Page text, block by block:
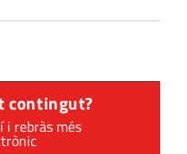
contingut?
rebràs més